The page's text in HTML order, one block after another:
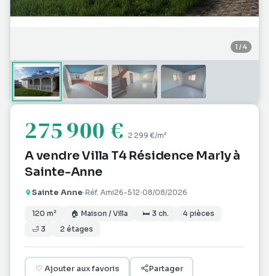
1 /4
275 900 € 2 299 €/m²
A vendre Villa T4 Résidence Marly à
Sainte-Anne
Sainte Anne Réf. Ami26-512 08/08/2026
120 m² 🏠 Maison / Villa 🛏 3 ch. 4 pièces
🛁 3 2 étages
♡ Ajouter aux favoris Partager